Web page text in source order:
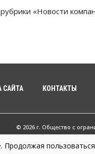
«Новости
САЙТА КОНТАКТЫ
© 2026 г. Общество с
Infopro54 - Важные